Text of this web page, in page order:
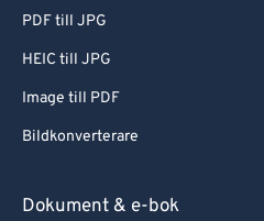
PDF till JPG
HEIC till JPG
Image till PDF
Bildkonverterare
Dokument & e-bok